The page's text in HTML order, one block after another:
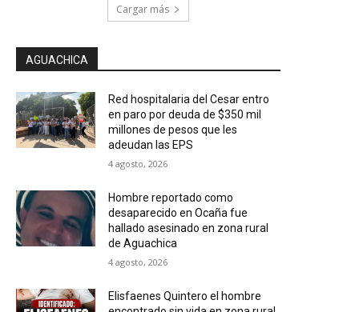
Cargar más
AGUACHICA
Red hospitalaria del Cesar entro
en paro por deuda de $350 mil
millones de pesos que les
adeudan las EPS
4 agosto, 2026
Hombre reportado como
desaparecido en Ocaña fue
hallado asesinado en zona rural
de Aguachica
4 agosto, 2026
Elisfaenes Quintero el hombre